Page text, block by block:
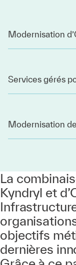
Modernisation
Services gérés
Modernisation
La
Kyndryl et
objectifs
dernières